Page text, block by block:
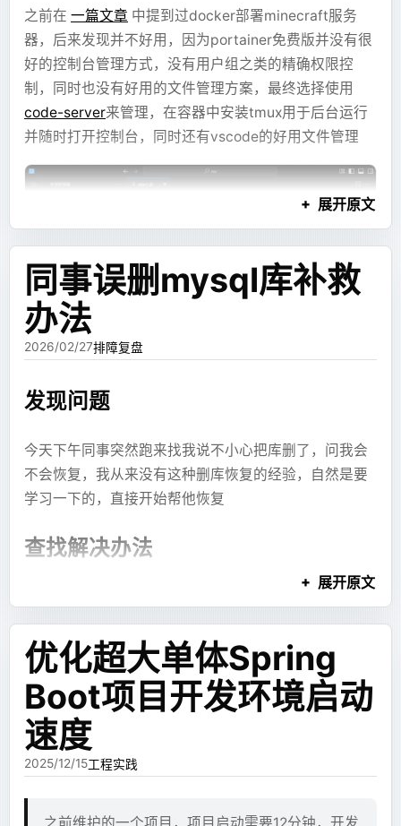
但很快又遇到了新的问题：流式输出。
如果模型要先写完完整 JSX，前端才能渲染，那用户在
等待过程中只能看源码。这个体验不好。尤其是图表、
流程图、长文本这些内容，本来可以先展示出来，却因
为布局代码还没生成完，只能等到最后。
于是我把内容和布局拆开了。
第二版：把图表、Mermaid 和文本
块拆成最小引用单元
当时比较常见的内容有三类：
ECharts 图表配置。
Mermaid 流程图、时序图、关系图。
Markdown 文本块。
这些东西不一定非要等 JSX 布局完成之后才能看。只要
某个内容块生成完整，前端就可以先预览它。
块：
这里是一段分析摘要
---ref:mermaid:flow---
flowchart TD
  A[开始] --> B[处理]
```
然后最后再输出 JSX，把这些内容组装起来：
也能正常快速访问，延迟低，也不用单独管一台服务
器。
本来想要一个功能完整的博客，带一套后端可以有评论/
访问量统计之类的功能，但是这基本上就意味着要管一
个专门的 VPS 托管网站，这就有点太麻烦了，之前家里
云的服务器跑了太多服务，虱子多了不痒，债多了不
愁，多一个博客不多，少一个博客不少，就直接扔上面
了，但是要单独搞一个 VPS ，专门上去维护，就很麻烦
但是如果只是想要评论和统计的话，用 GitHub Pages
之类的静态博客托管，也是有办法支持的。调研了一下
发现有Giscus，或者可以直接用 Cloudflare Pages
Functions 做轻量级后端也可以实现。
现评论之类的功能实际上并不重要，评论之类的动态功
客，对于真正希望看到博客内容的人来说，有没有评论
都不重要，之前开着评论也没有人发表什么很有价值的
评论，于是决定干脆就先不做这些，先把标准端口的博
既然不要动态功能，那就太简单了，直接用 Hexo 快快
的搭一个出来部署到 Cloudflare Pages 上，搭完之后配
置的时候发现 Hexo 很麻烦，之前博客用的主题有一个
Hexo 版本的也没维护了，而且如果要修改会更麻烦，
很多想改的地方都要通过主题和插件，改起来很绕。
反正现在 vibe coding 这么方便，我直接 vibe 一个得
了。
于是按照 Astro + Cloudflare Pages 的方案快速vibe了
一个出来，从 WordPress 把博客导了出来做成了现在的
博客。
之前在 一篇文章 中提到过docker部署minecraft服务
器，后来发现并不好用，因为portainer免费版并没有很
好的控制台管理方式，没有用户组之类的精确权限控
制，同时也没有好用的文件管理方案，最终选择使用
code-server来管理，在容器中安装tmux用于后台运行
并随时打开控制台，同时还有vscode的好用文件管理
Dockerfile
bash
# ubuntu 作为基础镜像。
FROM ubuntu:24.04
ENV HTTP_PROXY="http://172.17.0.1:7890"
HTTPS_PROXY="http://172.17.0.1:7890"
# 针对 code-server/npm/git 等的全局代理（通常是
ENV http_proxy="http://172.17.0.1:7890"
ENV https_proxy="http://172.17.0.1:7890"
ENV
# 时区
ENV TZ="Asia/Shanghai"
# 配置 APT 清华源
COPY aliyun-ubuntu.sources
展开原文
同事误删mysql库补救
办法
2026/02/27排障复盘
发现问题
今天下午同事突然跑来找我说不小心把库删了，问我会
不会恢复，我从来没有这种删库恢复的经验，自然是要
学习一下的，直接开始帮他恢复
查找解决办法
同一个服务器上
首先先停止了应用防止继续写入或者丢失服务数据
检查mysql的binlog是否开启 SHOW VARIABLES
LIKE 'log_bin%';
，发现是开着的
检查binlog是否完整
缺少了几乎一半的binlog，推测是开启了过期清理
人恢复硬盘备份，并联系了相关同事
展开原文
优化超大单体Spring
Boot项目开发环境启动
速度
2025/12/15工程实践
之前维护的一个项目，项目启动需要12分钟，开发